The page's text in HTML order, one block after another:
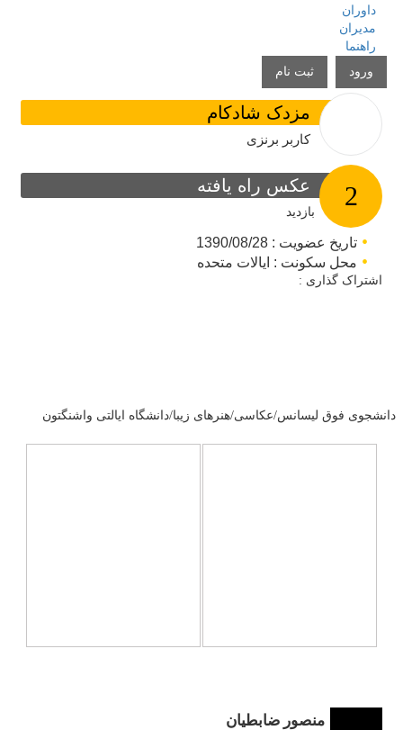
داوران
مدیران
راهنما
ورود
ثبت نام
مزدک شادکام
کاربر برنزی
2 عکس راه یافته
بازدید
تاریخ عضویت : 1390/08/28
محل سکونت : ایالات متحده
اشتراک گذاری :
دانشجوی فوق لیسانس/عکاسی/هنرهای زیبا/دانشگاه ایالتی واشنگتون
منصور ضابطیان